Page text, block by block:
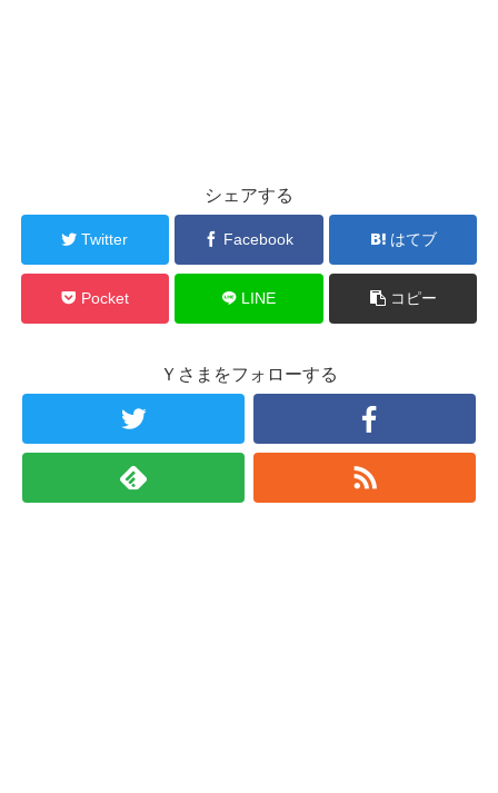
シェアする
Twitter Facebook はてブ
Pocket LINE コピー
Ｙさまをフォローする